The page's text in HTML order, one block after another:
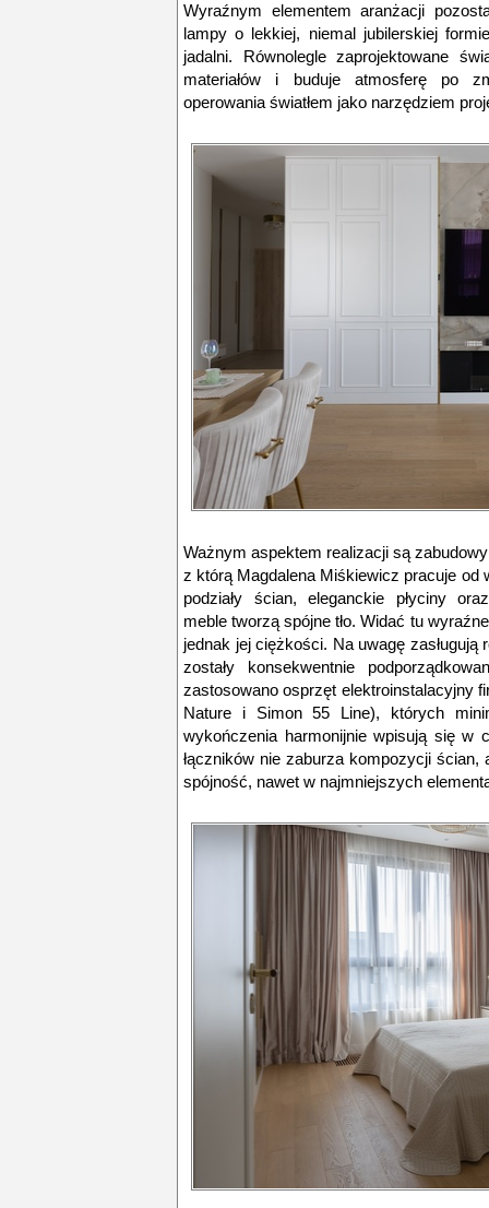
Wyraźnym elementem aranżacji
lampy o lekkiej, niemal jubilerskiej
jadalni. Równolegle zaprojektowane
materiałów i buduje atmosferę po
operowania światłem jako narzędziem
Ważnym aspektem realizacji są
z którą Magdalena Miśkiewicz pracuje od
podziały ścian, eleganckie płyciny
meble tworzą spójne tło. Widać tu
jednak jej ciężkości. Na uwagę
zostały konsekwentnie
zastosowano osprzęt elektroinstalacyjny
Nature i Simon 55 Line), których
wykończenia harmonijnie wpisują się w
łączników nie zaburza kompozycji ścian,
spójność, nawet w najmniejszych